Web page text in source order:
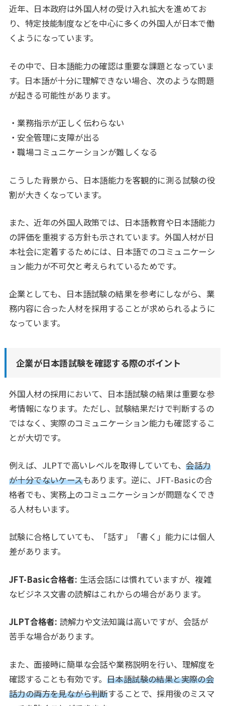
近年、日本政府は外国人材の受け入れ拡大を進めてお
り、特定技能制度などを中心に多くの外国人が日本で働
くようになっています。
その中で、日本語能力の確認は重要な課題となっていま
す。日本語が十分に理解できない場合、次のような問題
が起きる可能性があります。
・業務指示が正しく伝わらない
・安全管理に支障が出る
・職場コミュニケーションが難しくなる
こうした背景から、日本語能力を客観的に測る試験の役
割が大きくなっています。
また、近年の外国人政策では、日本語教育や日本語能力
の評価を重視する方針も示されています。外国人材が日
本社会に定着するためには、日本語でのコミュニケーシ
ョン能力が不可欠と考えられているためです。
企業としても、日本語試験の結果を参考にしながら、業
務内容に合った人材を採用することが求められるように
なっています。
企業が日本語試験を確認する際のポイント
外国人材の採用において、日本語試験の結果は重要な参
考情報になります。ただし、試験結果だけで判断するの
ではなく、実際のコミュニケーション能力も確認するこ
とが大切です。
例えば、JLPTで高いレベルを取得していても、会話力
が十分でないケースもあります。逆に、JFT-Basicの合
格者でも、実務上のコミュニケーションが問題なくでき
る人材もいます。
試験に合格していても、「話す」「書く」能力には個人
差があります。
JFT-Basic合格者: 生活会話には慣れていますが、複雑
なビジネス文書の読解はこれからの場合があります。
JLPT合格者: 読解力や文法知識は高いですが、会話が
苦手な場合があります。
また、面接時に簡単な会話や業務説明を行い、理解度を
確認することも有効です。 日本語試験の結果と実際の会
話力の両方を見ながら判断することで、採用後のミスマ